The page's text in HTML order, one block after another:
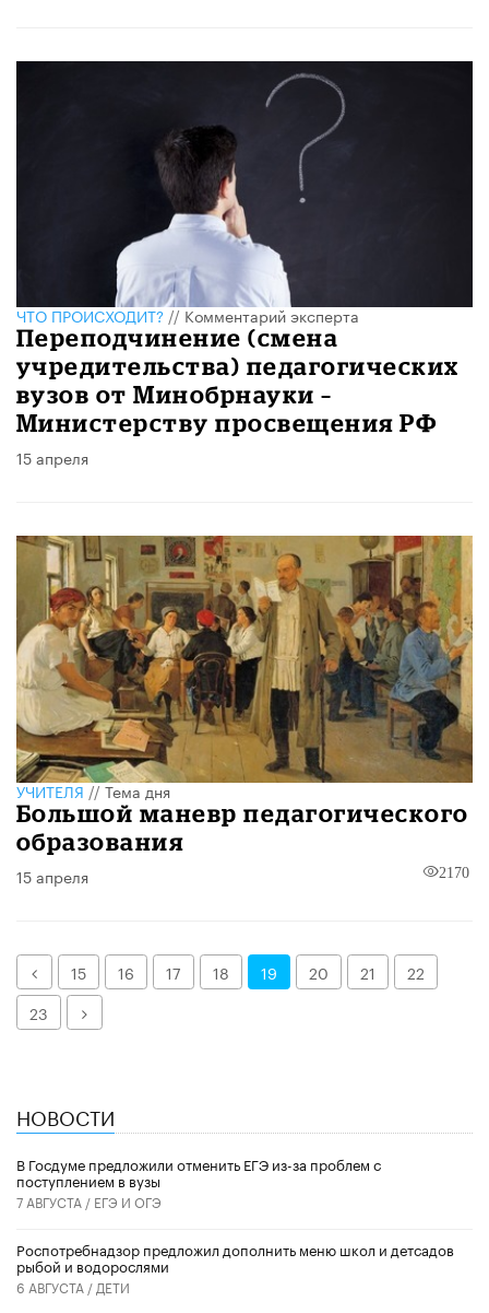
ЧТО ПРОИСХОДИТ?//Комментарий эксперта
Переподчинение (смена
учредительства) педагогических
вузов от Минобрнауки –
Министерству просвещения РФ
15 апреля
УЧИТЕЛЯ//Тема дня
Большой маневр педагогического
образования
15 апреля 2170
Назад
15 16 17 18 19 20 21
22
23
Далее
НОВОСТИ
В Госдуме предложили отменить ЕГЭ из-за проблем с
поступлением в вузы
7 АВГУСТА / ЕГЭ И ОГЭ
Роспотребнадзор предложил дополнить меню школ и детсадов
рыбой и водорослями
6 АВГУСТА / ДЕТИ